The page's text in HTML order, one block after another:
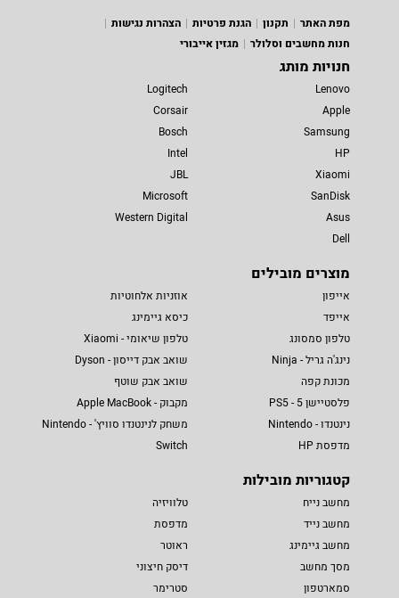
מפת האתר
תקנון הגנת פרטיות
הצהרות נגישות
חנות מחשבים וסלולר
מגזין אייבורי
חנויות מותג
Lenovo
Apple
Samsung
HP
Xiaomi
SanDisk
Asus
Dell
Logitech
Corsair
Bosch
Intel
JBL
Microsoft
Western Digital
מוצרים מובילים
אייפון
אייפד
טלפון סמסונג
נינג'ה גריל - Ninja
מכונת קפה
פלסטיישן 5 - PS5
נינטנדו - Nintendo
מדפסת HP
אוזניות אלחוטיות
כיסא גיימינג
טלפון שיאומי - Xiaomi
שואב אבק דייסון - Dyson
שואב אבק שוטף
מקבוק - Apple MacBook
משחק לנינטנדו סוויץ' - Nintendo
Switch
קטגוריות מובילות
מחשב נייח
מחשב נייד
מחשב גיימינג
מסך מחשב
סמארטפון
טלוויזיה
מדפסת
ראוטר
דיסק חיצוני
סטרימר